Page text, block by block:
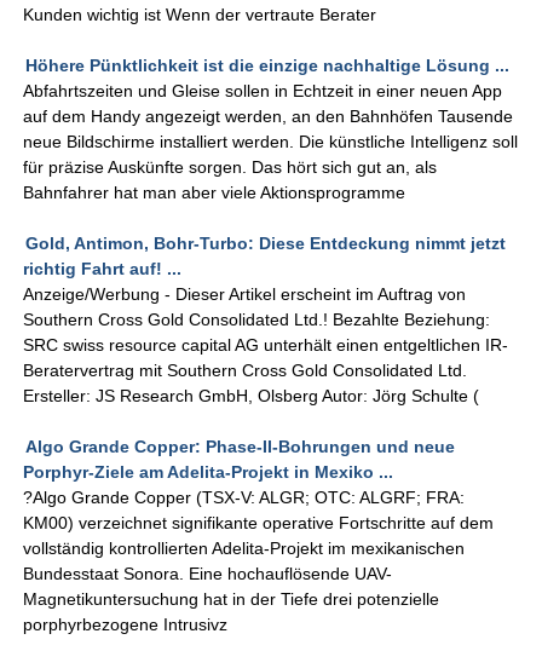
Kunden wichtig ist Wenn der vertraute Berater
Höhere Pünktlichkeit ist die einzige nachhaltige Lösung ...
Abfahrtszeiten und Gleise sollen in Echtzeit in einer neuen App
auf dem Handy angezeigt werden, an den Bahnhöfen Tausende
neue Bildschirme installiert werden. Die künstliche Intelligenz soll
für präzise Auskünfte sorgen. Das hört sich gut an, als
Bahnfahrer hat man aber viele Aktionsprogramme
Gold, Antimon, Bohr-Turbo: Diese Entdeckung nimmt jetzt
richtig Fahrt auf! ...
Anzeige/Werbung - Dieser Artikel erscheint im Auftrag von
Southern Cross Gold Consolidated Ltd.! Bezahlte Beziehung:
SRC swiss resource capital AG unterhält einen entgeltlichen IR-
Beratervertrag mit Southern Cross Gold Consolidated Ltd.
Ersteller: JS Research GmbH, Olsberg Autor: Jörg Schulte (
Algo Grande Copper: Phase-II-Bohrungen und neue
Porphyr-Ziele am Adelita-Projekt in Mexiko ...
?Algo Grande Copper (TSX-V: ALGR; OTC: ALGRF; FRA:
KM00) verzeichnet signifikante operative Fortschritte auf dem
vollständig kontrollierten Adelita-Projekt im mexikanischen
Bundesstaat Sonora. Eine hochauflösende UAV-
Magnetikuntersuchung hat in der Tiefe drei potenzielle
porphyrbezogene Intrusivz